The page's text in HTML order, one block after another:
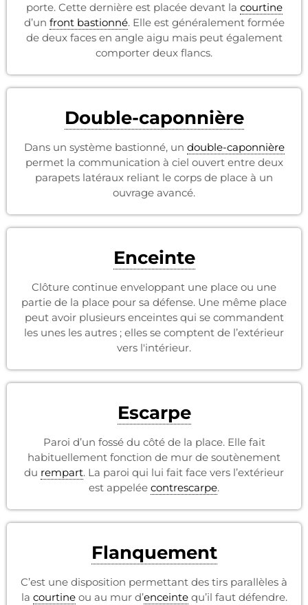
porte. Cette dernière est placée devant la courtine
d’un front bastionné. Elle est généralement formée
de deux faces en angle aigu mais peut également
comporter deux flancs.
Double-caponnière
Dans un système bastionné, un double-caponnière
permet la communication à ciel ouvert entre deux
parapets latéraux reliant le corps de place à un
ouvrage avancé.
Enceinte
Clôture continue enveloppant une place ou une
partie de la place pour sa défense. Une même place
peut avoir plusieurs enceintes qui se commandent
les unes les autres ; elles se comptent de l’extérieur
vers l'intérieur.
Escarpe
Paroi d’un fossé du côté de la place. Elle fait
habituellement fonction de mur de soutènement
du rempart. La paroi qui lui fait face vers l’extérieur
est appelée contrescarpe.
Flanquement
C’est une disposition permettant des tirs parallèles à
la courtineou au mur d’enceintequ’il faut défendre.